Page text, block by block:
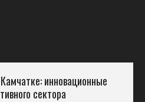
инновационные
сектора